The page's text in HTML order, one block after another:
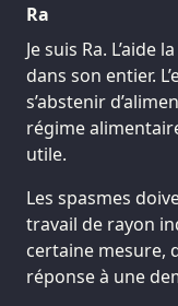
Ra
Je suis Ra.
dans son entier.
s’abstenir
régime
utile.
Les spasmes
travail de rayon
certaine mesure,
réponse à une